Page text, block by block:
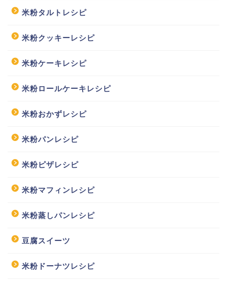
米粉タルトレシピ
米粉クッキーレシピ
米粉ケーキレシピ
米粉ロールケーキレシピ
米粉おかずレシピ
米粉パンレシピ
米粉ピザレシピ
米粉マフィンレシピ
米粉蒸しパンレシピ
豆腐スイーツ
米粉ドーナツレシピ